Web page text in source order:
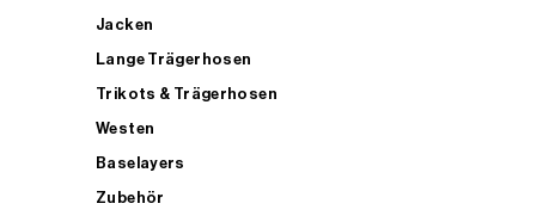
Jacken
Lange Trägerhosen
Trikots & Trägerhosen
Westen
Baselayers
Zubehör